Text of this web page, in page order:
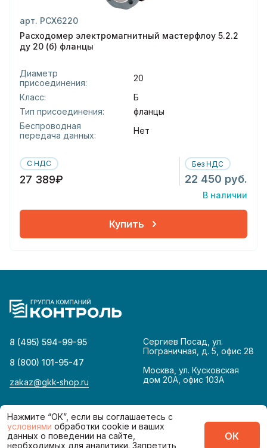
арт. РСХ6220
Расходомер электромагнитный мастерфлоу 5.2.2
ду 20 (б) фланцы
Диаметр
присоединения:
20
Класс:
Б
Тип присоединения:
фланцы
Беспроводная
передача данных:
Нет
С НДС
27 389₽
Без НДС
22 450 руб.
В наличии
Купить
8 (495) 594-99-95
8 (800) 101-95-47
zakaz@gkk-shop.ru
Сергиев Посад, ул.
Пограничная, д. 5, офис 28
Москва, ул. Кусковская
дом 20А, офис 103А
© 2026Политика конфиденциальности
Сделано в
Нажмите “ОК”, если вы соглашаетесь с
условиями обработки cookie и ваших
данных о поведении на сайте,
необходимых для аналитики. Запретить
ОК